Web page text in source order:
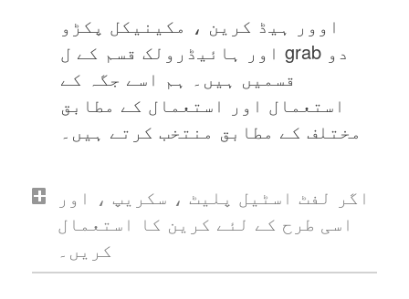
اوور ہیڈ کرین ، مکینیکل پکڑو
اور ہائیڈرولک قسم کے ل grab دو
قسمیں ہیں۔ ہم اسے جگہ کے
استعمال اور استعمال کے مطابق
مختلف کے مطابق منتخب کرتے ہیں۔
اگر لفٹ اسٹیل پلیٹ ، سکریپ ، اور
اسی طرح کے لئے کرین کا استعمال
کریں۔